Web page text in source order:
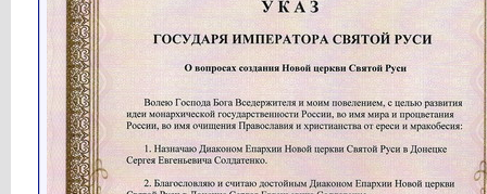
Кубарев
Кем был Царь Саул (16:26)...10.10.2020,
Кубарев
Имперский вестник № 20...11.10.2020,16:02
Кубарев
Кубарев
Имперский вестник № 21...18.10.2020,
15:44
Кубарев
Царь Соломон каган Сулаби...20.10.2020,16:50
Кубарев Истинные Курайшиты (26:45)...24.10.2020,09:28
Кубарев
Имперский вестник № 22... 25.10.2020,
15:25
Кубарев Богородица Мария (34:41)... 28.10.2020,
Кубарев
Иисус Христос (32:49) Серия...31.10.2020,09:13